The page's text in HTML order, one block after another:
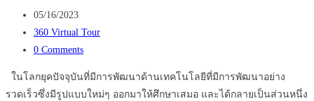
ธุรกิจ
โรงแรม
author:
Post
published:
05/16/2023
Post
category:
360 Virtual Tour
Post
0 Comments
ในโลกยุคปัจจุบันที่มีการพัฒนาด้านเทคโนโลยีที่มีการพัฒนาอย่าง
รวดเร็วซึ่งมีรูปแบบใหม่ๆ ออกมาให้ศึกษาเสมอ และได้กลายเป็นส่วนหนึ่ง